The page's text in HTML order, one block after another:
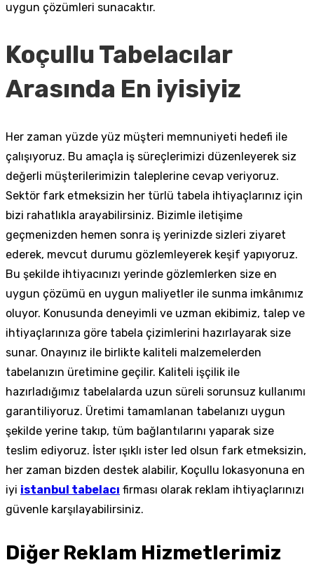
uygun çözümleri sunacaktır.
Koçullu Tabelacılar
Arasında En iyisiyiz
Her zaman yüzde yüz müşteri memnuniyeti hedefi ile
çalışıyoruz. Bu amaçla iş süreçlerimizi düzenleyerek siz
değerli müşterilerimizin taleplerine cevap veriyoruz.
Sektör fark etmeksizin her türlü tabela ihtiyaçlarınız için
bizi rahatlıkla arayabilirsiniz. Bizimle iletişime
geçmenizden hemen sonra iş yerinizde sizleri ziyaret
ederek, mevcut durumu gözlemleyerek keşif yapıyoruz.
Bu şekilde ihtiyacınızı yerinde gözlemlerken size en
uygun çözümü en uygun maliyetler ile sunma imkânımız
oluyor. Konusunda deneyimli ve uzman ekibimiz, talep ve
ihtiyaçlarınıza göre tabela çizimlerini hazırlayarak size
sunar. Onayınız ile birlikte kaliteli malzemelerden
tabelanızın üretimine geçilir. Kaliteli işçilik ile
hazırladığımız tabelalarda uzun süreli sorunsuz kullanımı
garantiliyoruz. Üretimi tamamlanan tabelanızı uygun
şekilde yerine takıp, tüm bağlantılarını yaparak size
teslim ediyoruz. İster ışıklı ister led olsun fark etmeksizin,
her zaman bizden destek alabilir, Koçullu lokasyonuna en
iyi istanbul tabelacı firması olarak reklam ihtiyaçlarınızı
güvenle karşılayabilirsiniz.
Diğer Reklam Hizmetlerimiz